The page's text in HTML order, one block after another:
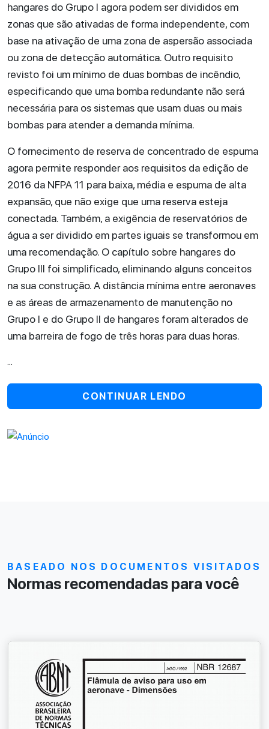
hangares do Grupo I agora podem ser divididos em
zonas que são ativadas de forma independente, com
base na ativação de uma zona de aspersão associada
ou zona de detecção automática. Outro requisito
revisto foi um mínimo de duas bombas de incêndio,
especificando que uma bomba redundante não será
necessária para os sistemas que usam duas ou mais
bombas para atender a demanda mínima.
O fornecimento de reserva de concentrado de espuma
agora permite responder aos requisitos da edição de
2016 da NFPA 11 para baixa, média e espuma de alta
expansão, que não exige que uma reserva esteja
conectada. Também, a exigência de reservatórios de
água a ser dividido em partes iguais se transformou em
uma recomendação. O capítulo sobre hangares do
Grupo III foi simplificado, eliminando alguns conceitos
na sua construção. A distância mínima entre aeronaves
e as áreas de armazenamento de manutenção no
Grupo I e do Grupo II de hangares foram alterados de
uma barreira de fogo de três horas para duas horas.
...
CONTINUAR LENDO
BASEADO NOS DOCUMENTOS VISITADOS
Normas recomendadas para você